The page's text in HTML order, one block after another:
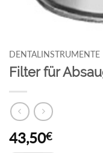
DENTALINSTRUMENTE
Filter für
43,50€